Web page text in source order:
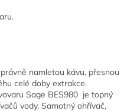
namletou kávu, přesnou
celé doby extrakce.
Sage BES980 je topný
vody. Samotný ohřívač,